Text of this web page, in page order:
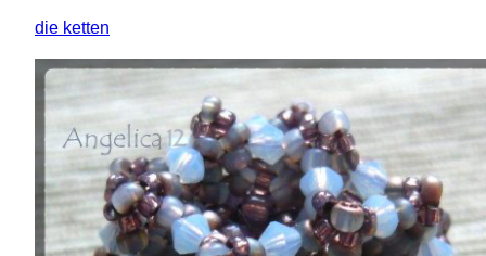
die ketten